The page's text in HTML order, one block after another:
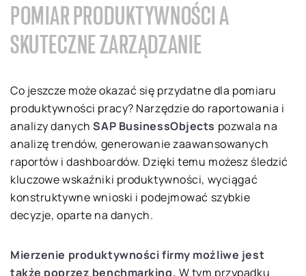
POMIAR PRODUKTYWNOŚCI A
SKUTECZNE ZARZĄDZANIE
Co jeszcze może okazać się przydatne dla pomiaru
produktywności pracy? Narzędzie do raportowania i
analizy danychSAP BusinessObjects pozwala na
analizę trendów, generowanie zaawansowanych
raportów i dashboardów. Dzięki temu możesz śledzić
kluczowe wskaźniki produktywności, wyciągać
konstruktywne wnioski i podejmować szybkie
decyzje, oparte na danych.
Mierzenie produktywności firmy możliwe jest
także poprzez benchmarking. W tym przypadku